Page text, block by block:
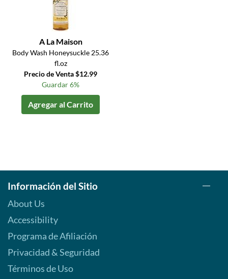
A La Maison
Body Wash Honeysuckle 25.36
fl.oz
Precio de Venta $12.99
Guardar 6%
Agregar al Carrito
Información del Sitio
About Us
Accessibility
Programa de Afiliación
Privacidad & Seguridad
Términos de Uso